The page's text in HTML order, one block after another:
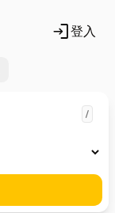
login登入
/